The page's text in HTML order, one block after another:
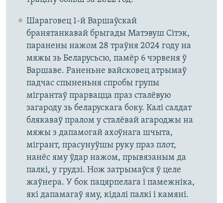
Шараговец 1-й Варшаўскай
бранятанкавай брыгады Матэвуш Сітэк,
паранены нажом 28 траўня 2024 году на
мяжы зь Беларусьсю, памёр 6 чэрвеня ў
Варшаве. Раненьне вайсковец атрымаў
падчас спыненьня спробы групы
мігрантаў прарвацца праз сталёвую
загароду зь беларускага боку. Калі салдат
блякаваў пралом у сталёвай агароджы на
мяжы з дапамогай ахоўнага шчыта,
мігрант, прасунуўшы руку праз плот,
нанёс яму ўдар нажом, прывязаным да
палкі, у грудзі. Нож затрымаўся ў целе
жаўнера. У бок пацярпелага і памежніка,
які дапамагаў яму, кідалі палкі і камяні.